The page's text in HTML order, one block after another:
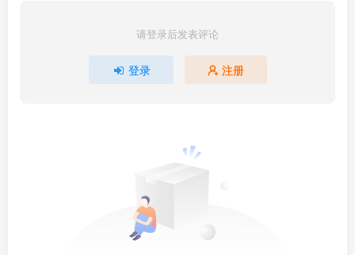
请登录后发表评论
登录 注册